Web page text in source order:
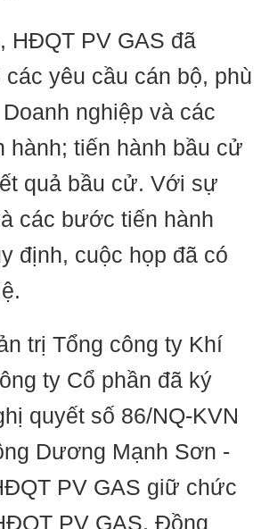
HĐQT PV GAS đã
yêu cầu cán bộ, phù
nghiệp và các
hành; tiến hành bầu cử
quả bầu cử. Với sự
các bước tiến hành
định, cuộc họp đã có
trị Tổng công ty Khí
ty Cổ phần đã ký
quyết số 86/NQ-KVN
Dương Mạnh Sơn -
PV GAS giữ chức
PV GAS. Đồng